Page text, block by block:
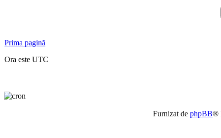
Prima pagină
Ora este UTC
Furnizat de phpBB®